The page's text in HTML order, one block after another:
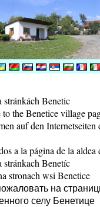
stránkách Benetic
the Benetice village
auf den Internetseiten
a la página de la aldea
stránkach Benetíc
stronach wsi Benetice
на
селу Бенетице